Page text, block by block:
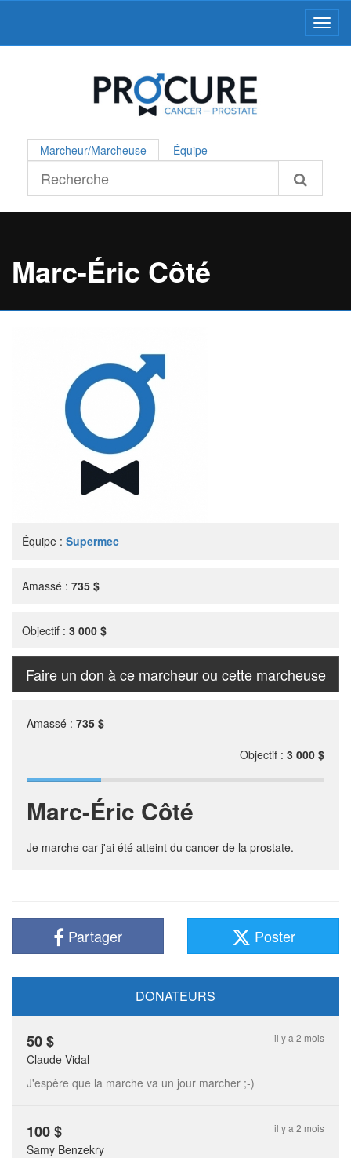
Marcheur/Marcheuse Équipe
Marc-Éric Côté
Équipe :Supermec
Amassé :735 $
Objectif :3 000 $
Faire un don à ce marcheur ou cette marcheuse
Amassé : 735 $
Objectif : 3 000 $
Marc-Éric Côté
Je marche car j'ai été atteint du cancer de la prostate.
Partager Poster
DONATEURS
il y a 2 mois
50$
Claude Vidal
J'espère que la marche va un jour marcher ;-)
il y a 2 mois
100$
Samy Benzekry